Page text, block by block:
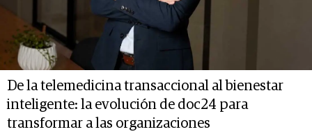
De la telemedicina transaccional al bienestar
inteligente: la evolución de doc24 para
transformar a las organizaciones